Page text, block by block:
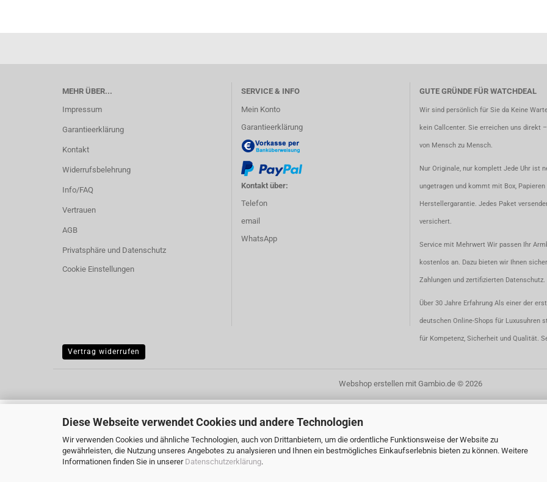
Diese Webseite verwendet Cookies und andere Technologien
Wir verwenden Cookies und ähnliche Technologien, auch von Drittanbietern, um die ordentliche Funktionsweise der Website zu
gewährleisten, die Nutzung unseres Angebotes zu analysieren und Ihnen ein bestmögliches Einkaufserlebnis bieten zu können. Weitere
Informationen finden Sie in unserer Datenschutzerklärung.
MEHR ÜBER...
Impressum
Garantieerklärung
Kontakt
Widerrufsbelehrung
Info/FAQ
Vertrauen
AGB
Privatsphäre und Datenschutz
Cookie Einstellungen
SERVICE & INFO
Mein Konto
Garantieerklärung
Kontakt über:
Telefon
email
WhatsApp
GUTE GRÜNDE FÜR WATCHDEAL
Wir sind persönlich für Sie da Keine
kein Callcenter. Sie erreichen uns direkt
von Mensch zu Mensch.
Nur Originale, nur komplett Jede Uhr ist
ungetragen und kommt mit Box, Papieren
Herstellergarantie. Jedes Paket
versichert.
Service mit Mehrwert Wir passen Ihr
kostenlos an. Dazu bieten wir Ihnen
Zahlungen und zertifizierten Datenschutz.
Über 30 Jahre Erfahrung Als einer der
deutschen Online-Shops für Luxusuhren
für Kompetenz, Sicherheit und Qualität.
Vertrag widerrufen
Webshop erstellenmit Gambio.de © 2026